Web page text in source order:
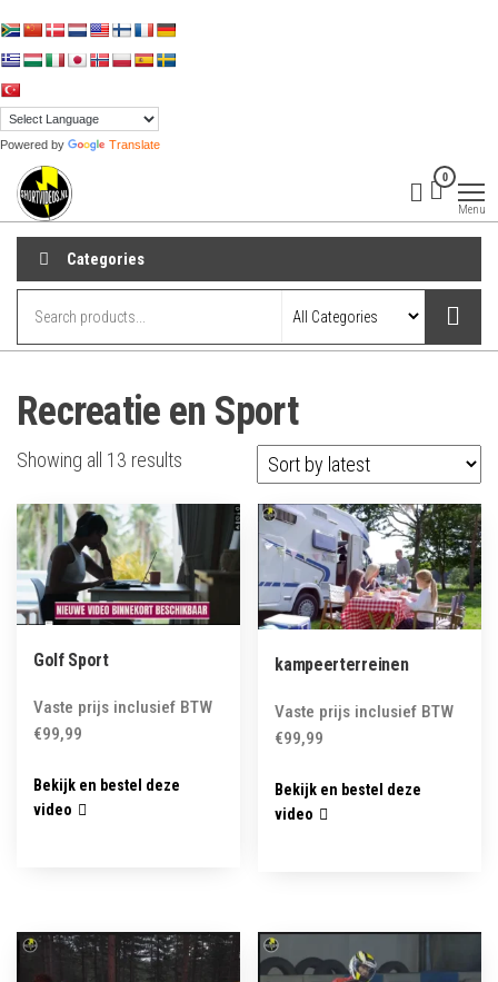
to
content
Powered by Translate
ondernemers
0
Menu
Categories
Recreatie en Sport
Showing all 13 results
Golf Sport
Vaste prijs inclusief BTW
€99,99
Bekijk en bestel deze
video
kampeerterreinen
Vaste prijs inclusief BTW
€99,99
Bekijk en bestel deze
video